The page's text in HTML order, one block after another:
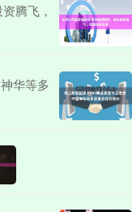
腾飞，
华等多